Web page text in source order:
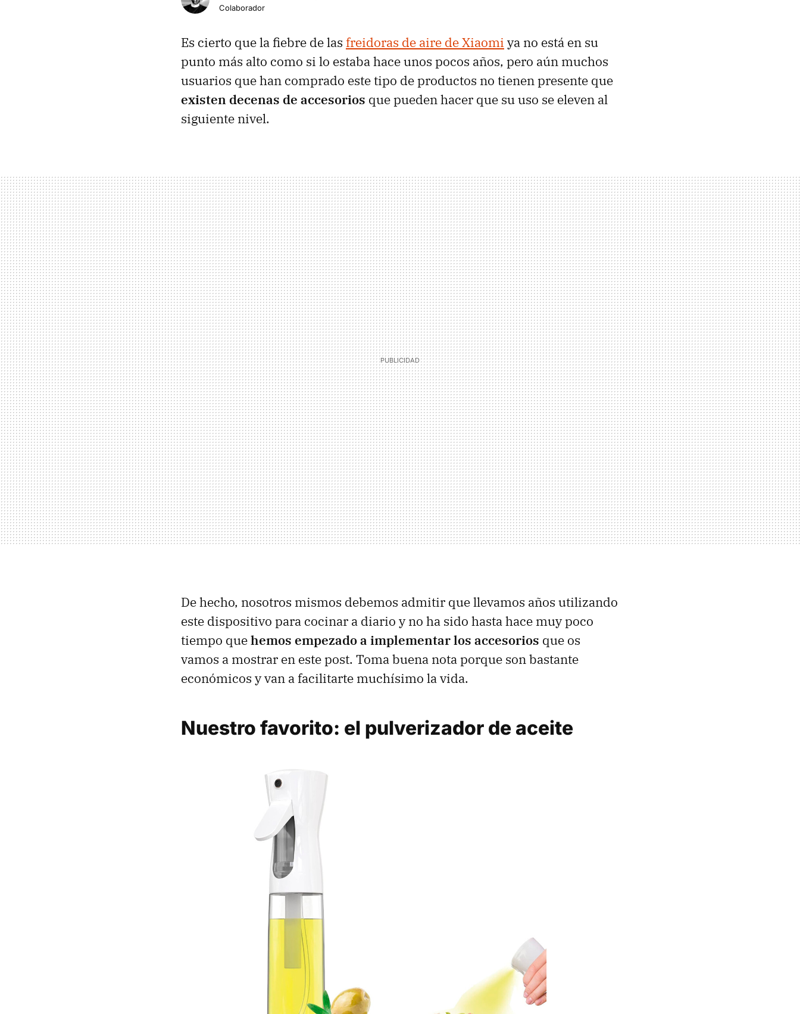
Colaborador
Es cierto que la fiebre de las freidoras de aire de Xiaomi ya no está en su
punto más alto como si lo estaba hace unos pocos años, pero aún muchos
usuarios que han comprado este tipo de productos no tienen presente que
existen decenas de accesorios que pueden hacer que su uso se eleven al
siguiente nivel.
De hecho, nosotros mismos debemos admitir que llevamos años utilizando
este dispositivo para cocinar a diario y no ha sido hasta hace muy poco
tiempo quehemos empezado a implementar los accesorios que os
vamos a mostrar en este post. Toma buena nota porque son bastante
económicos y van a facilitarte muchísimo la vida.
Nuestro favorito: el pulverizador de aceite